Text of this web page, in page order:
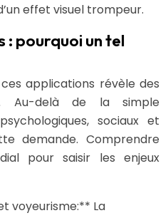
effet visuel trompeur.
: pourquoi un tel
applications révèle des
Au-delà de la simple
sociaux et
demande. Comprendre
pour saisir les enjeux
voyeurisme:** La